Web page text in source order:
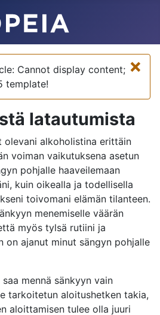
×
Cannot display content;
template!
latautumista
olevani alkoholistina erittäin
voiman vaikutuksena asetun
pohjalle haaveilemaan
kuin oikealla ja todellisella
toivomani elämän tilanteen.
menemiselle väärän
myös tylsä rutiini ja
on ajanut minut sängyn pohjalle
mennä sänkyyn vain
tarkoitetun aloitushetken takia,
aloittamisen tulee olla juuri